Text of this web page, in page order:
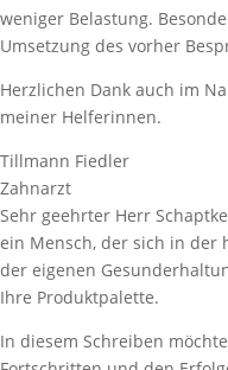
weniger Belastung.
Umsetzung des vorher
Herzlichen Dank auch im
meiner Helferinnen.
Tillmann Fiedler
Zahnarzt
Sehr geehrter Herr
ein Mensch, der sich in der
der eigenen
Ihre Produktpalette.
In diesem Schreiben